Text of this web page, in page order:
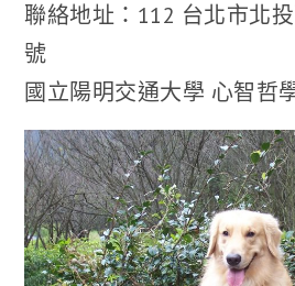
聯絡地址：112 台北市北
號
國立陽明交通大學 心智哲